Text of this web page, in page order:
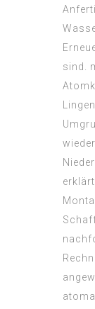
sind.